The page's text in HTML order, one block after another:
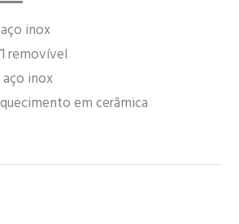
inox
removível
inox
em cerâmica